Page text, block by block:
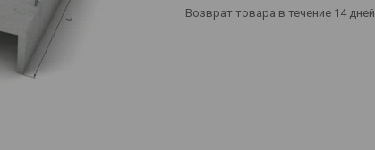
возврат товара в течение 14 дней